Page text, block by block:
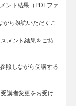
ント結果（PDFファ
ら熟読いただくこ
メント結果をご持
照しながら受講する
講者変更をお受け